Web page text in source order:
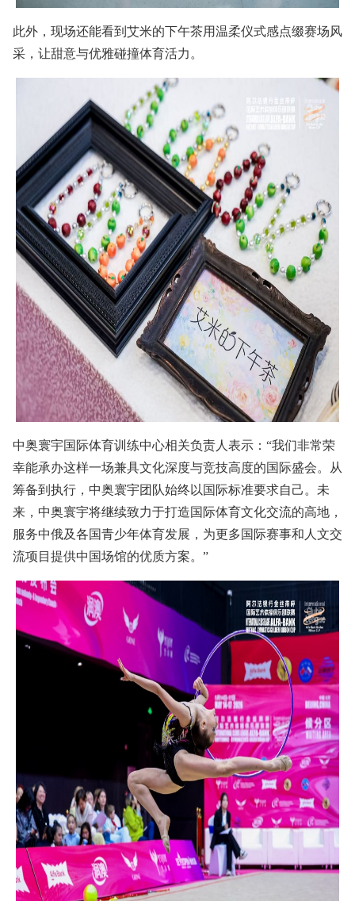
此外，现场还能看到艾米的下午茶用温柔仪式感点缀赛场风
采，让甜意与优雅碰撞体育活力。
中奥寰宇国际体育训练中心相关负责人表示：“我们非常荣
幸能承办这样一场兼具文化深度与竞技高度的国际盛会。从
筹备到执行，中奥寰宇团队始终以国际标准要求自己。未
来，中奥寰宇将继续致力于打造国际体育文化交流的高地，
服务中俄及各国青少年体育发展，为更多国际赛事和人文交
流项目提供中国场馆的优质方案。”